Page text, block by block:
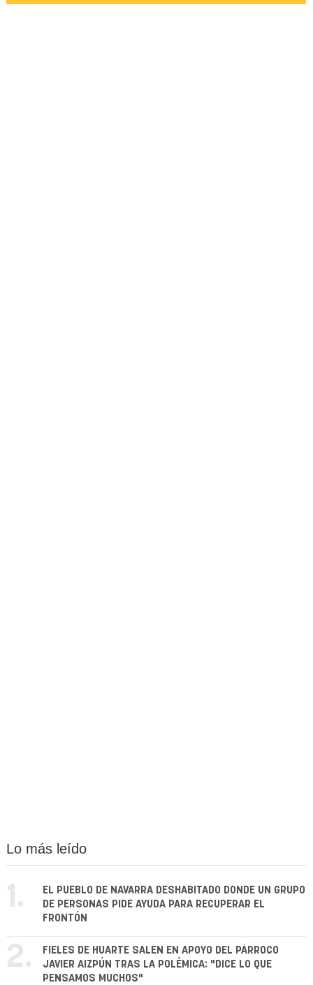
Lo más leído
1.
EL PUEBLO DE NAVARRA DESHABITADO DONDE UN GRUPO
DE PERSONAS PIDE AYUDA PARA RECUPERAR EL
FRONTÓN
2.
FIELES DE HUARTE SALEN EN APOYO DEL PÁRROCO
JAVIER AIZPÚN TRAS LA POLÉMICA: "DICE LO QUE
PENSAMOS MUCHOS"